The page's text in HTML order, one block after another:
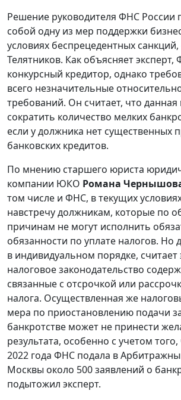
Решение руководителя ФНС России
собой одну из мер поддержки
условиях беспрецедентных
Телятников. Как объясняет эксперт,
конкурсный кредитор, однако
всего незначительные
требований. Он считает, что
сократить количество мелких
если у должника нет существенных
банковских кредитов.
По мнению старшего юриста
компании ЮКО Романа
том числе и ФНС, в текущих
навстречу должникам, которые по
причинам не могут исполнить
обязанности по уплате налогов. Но
в индивидуальном порядке, считает
налоговое законодательство
связанные с отсрочкой или
налога. Осуществленная же
мера по приостановлению подачи
банкротстве может не принести
результата, особенно с учетом
2022 года ФНС подала в
Москвы около 500 заявлений о
подытожил эксперт.